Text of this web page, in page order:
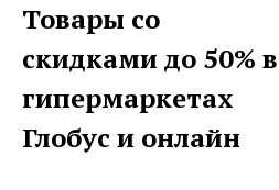
Товары со
скидками до 50% в
гипермаркетах
Глобус и онлайн